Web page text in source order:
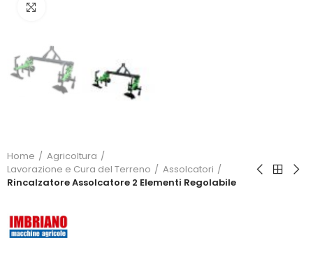
Home
Agricoltura
Lavorazione e Cura del Terreno
Assolcatori
Rincalzatore Assolcatore 2 Elementi Regolabile